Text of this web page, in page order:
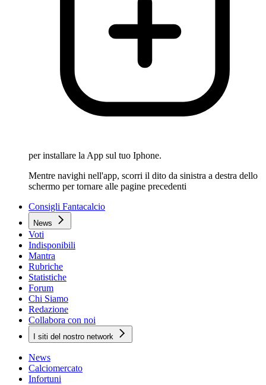
per installare la App sul tuo Iphone.
Mentre navighi nell'app, scorri il dito da sinistra a destra dello
schermo per tornare alle pagine precedenti
Consigli Fantacalcio
News
Voti
Indisponibili
Mantra
Rubriche
Statistiche
Forum
Chi Siamo
Redazione
Collabora con noi
I siti del nostro network
News
Calciomercato
Infortuni